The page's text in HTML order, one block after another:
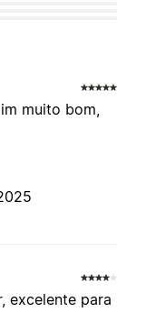
muito bom,
excelente para